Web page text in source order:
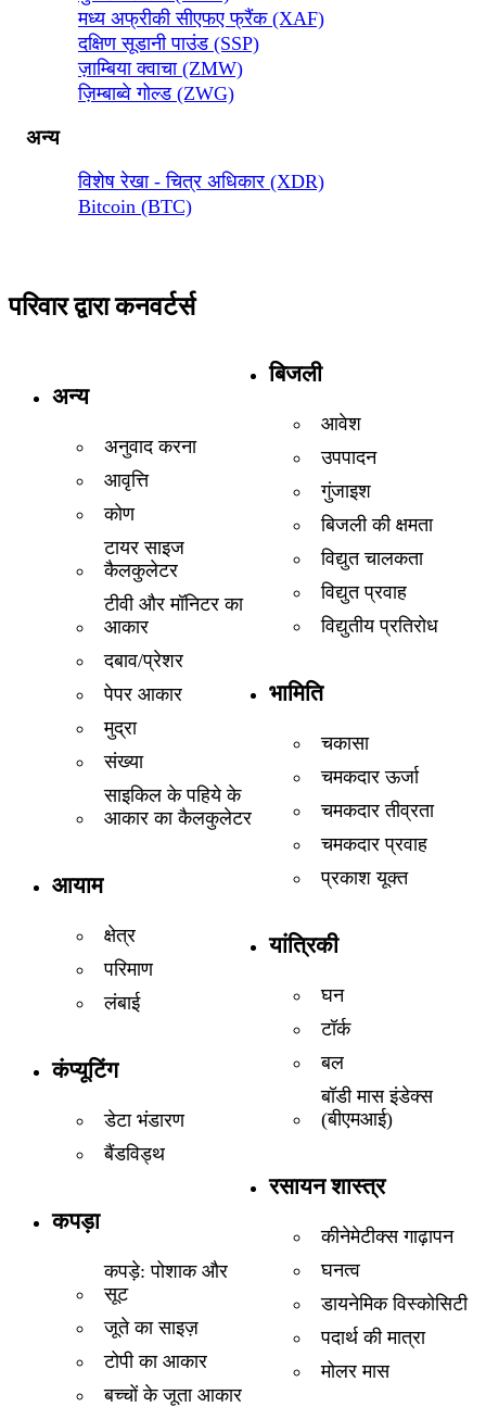
मध्य अफ्रीकी सीएफए फ्रैंक (XAF)
दक्षिण सूडानी पाउंड (SSP)
ज़ाम्बिया क्वाचा (ZMW)
ज़िम्बाब्वे गोल्ड (ZWG)
अन्य
विशेष रेखा - चित्र अधिकार (XDR)
Bitcoin (BTC)
परिवार द्वारा कनवर्टर्स
अन्य
अनुवाद करना
आवृत्ति
कोण
टायर साइज
कैलकुलेटर
टीवी और मॉनिटर का
आकार
दबाव/प्रेशर
पेपर आकार
मुद्रा
संख्या
साइकिल के पहिये के
आकार का कैलकुलेटर
आयाम
क्षेत्र
परिमाण
लंबाई
कंप्यूटिंग
डेटा भंडारण
बैंडविड्थ
कपड़ा
कपड़े: पोशाक और
सूट
जूते का साइज़
टोपी का आकार
बच्चों के जूता आकार
बिजली
आवेश
उपपादन
गुंजाइश
बिजली की क्षमता
विद्युत चालकता
विद्युत प्रवाह
विद्युतीय प्रतिरोध
भामिति
चकासा
चमकदार ऊर्जा
चमकदार तीव्रता
चमकदार प्रवाह
प्रकाश यूक्त
यांत्रिकी
घन
टॉर्क
बल
बॉडी मास इंडेक्स
(बीएमआई)
रसायन शास्त्र
कीनेमेटीक्स गाढ़ापन
घनत्व
डायनेमिक विस्कोसिटी
पदार्थ की मात्रा
मोलर मास